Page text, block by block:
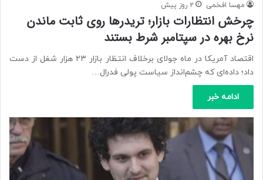
مهسا افخمی 2 روز پیش
چرخش انتظارات بازار؛ تریدرها روی ثابت ماندن
نرخ بهره در سپتامبر شرط بستند
اقتصاد آمریکا در ماه جولای برخلاف انتظار بازار ۲۳ هزار شغل از دست
داد؛ داده‌ای که چشم‌انداز سیاست پولی فدرال…
ادامه خبر